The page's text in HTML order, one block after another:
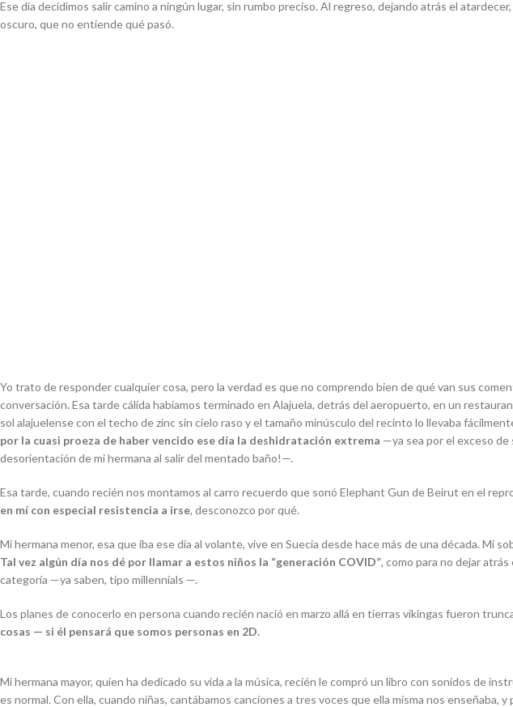
Ese día decidimos salir camino a ningún lugar, sin rumbo preciso. Al regreso, dejando atrás el
oscuro, que no entiende qué pasó.
Yo trato de responder cualquier cosa, pero la verdad es que no comprendo bien de qué van sus
conversación. Esa tarde cálida habíamos terminado en Alajuela, detrás del aeropuerto, en un
sol alajuelense con el techo de zinc sin cielo raso y el tamaño minúsculo del recinto lo llevaba
por la cuasi proeza de haber vencido ese día la deshidratación extrema —ya sea por el exceso
desorientación de mi hermana al salir del mentado baño!—.
Esa tarde, cuando recién nos montamos al carro recuerdo que sonó Elephant Gun de Beirut en el
en mí con especial resistencia a irse, desconozco por qué.
Mi hermana menor, esa que iba ese día al volante, vive en Suecia desde hace más de una década. Mi
Tal vez algún día nos dé por llamar a estos niños la “generación COVID”, como para no dejar
categoría —ya saben, tipo millennials —.
Los planes de conocerlo en persona cuando recién nació en marzo allá en tierras vikingas fueron
cosas — si él pensará que somos personas en 2D.
Mi hermana mayor, quien ha dedicado su vida a la música, recién le compró un libro con sonidos de
es normal. Con ella, cuando niñas, cantábamos canciones a tres voces que ella misma nos